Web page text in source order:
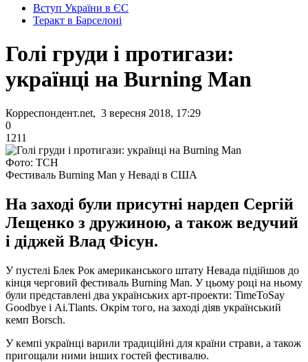
Вступ України в ЄС
Теракт в Барселоні
Голі груди і протигази:
українці на Burning Man
Корреспондент.net, 3 вересня 2018, 17:29
0
1211
Фото: ТСН
Фестиваль Burning Man у Неваді в США
На заході були присутні нардеп Сергій
Лещенко з дружиною, а також ведучий
і діджей Влад Фісун.
У пустелі Блек Рок американського штату Невада підійшов до
кінця черговий фестиваль Burning Man. У цьому році на ньому
були представлені два українських арт-проекти: TimeToSay
Goodbye і Ai.Tlants. Окрім того, на заході діяв український
кемп Borsch.
У кемпі українці варили традиційні для країни страви, а також
пригощали ними інших гостей фестивалю.